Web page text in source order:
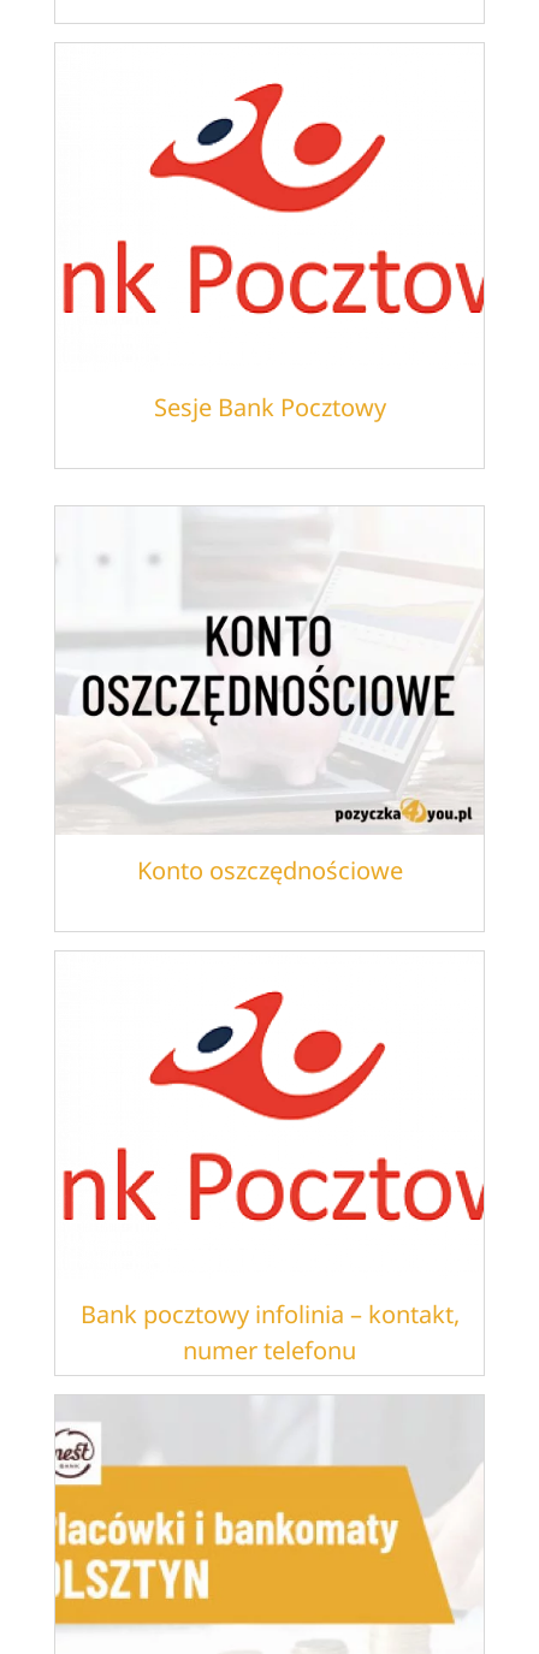
Sesje Bank Pocztowy
Konto oszczędnościowe
Bank pocztowy infolinia – kontakt,
numer telefonu